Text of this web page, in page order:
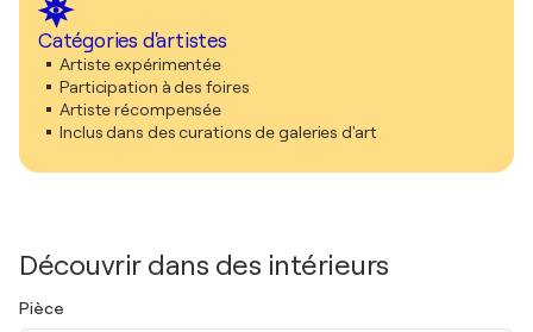
Catégories d'artistes
Artiste expérimentée
Participation à des foires
Artiste récompensée
Inclus dans des curations de galeries d'art
Découvrir dans des intérieurs
Pièce